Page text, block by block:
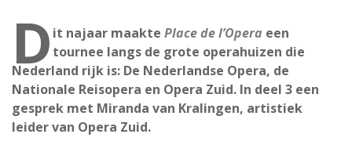
D it najaar maakte Place de l’Opera een
tournee langs de grote operahuizen die
Nederland rijk is: De Nederlandse Opera, de
Nationale Reisopera en Opera Zuid. In deel 3 een
gesprek met Miranda van Kralingen, artistiek
leider van Opera Zuid.